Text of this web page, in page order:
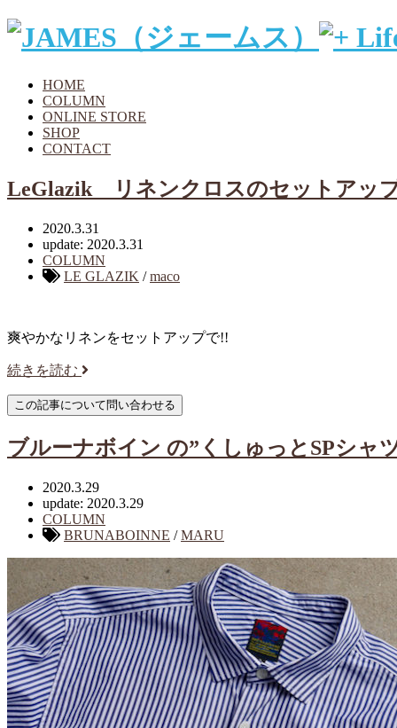
HOME
COLUMN
ONLINE STORE
SHOP
CONTACT
LeGlazik リネンクロスのセットアッ
2020.3.31
update: 2020.3.31
COLUMN
LE GLAZIK /maco
爽やかなリネンをセットアップで!!
続きを読む
ブルーナボイン の”くしゅっとSPシャ
2020.3.29
update: 2020.3.29
COLUMN
BRUNABOINNE /MARU